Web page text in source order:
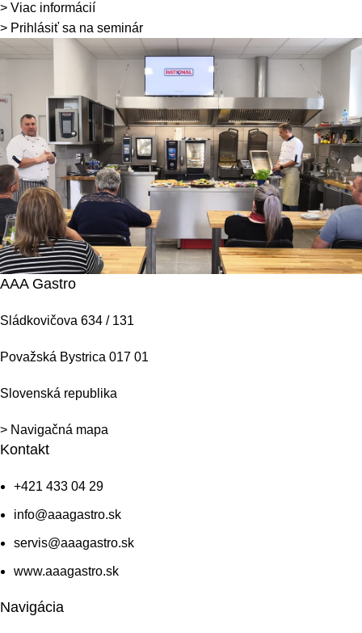
> Viac informácií
> Prihlásiť sa na seminár
AAA Gastro
Sládkovičova 634 / 131
Považská Bystrica 017 01
Slovenská republika
> Navigačná mapa
Kontakt
+421 433 04 29
info@aaagastro.sk
servis@aaagastro.sk
www.aaagastro.sk
Navigácia